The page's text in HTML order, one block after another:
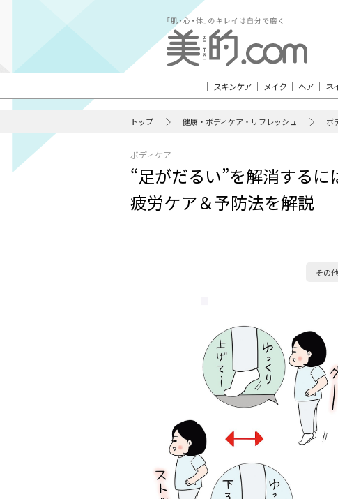
スキンケア メイク ヘア ネ
トップ 健康・ボディケア・リフレッシュ ボ
ボディケア
“足がだるい”を解消する
疲労ケア＆予防法を解説
その